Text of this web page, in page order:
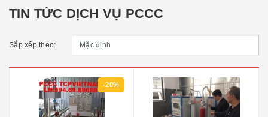
TIN TỨC DỊCH VỤ PCCC
Sắp xếp theo:
-20%